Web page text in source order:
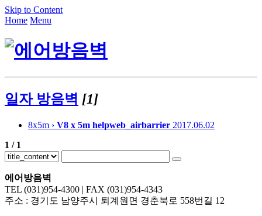
Skip to Content
Home Menu
일자 방음벽 [1]
8x5m › V8 x 5m helpweb_airbarrier 2017.06.02
1 / 1
에어방음벽
TEL (031)954-4300 | FAX (031)954-4343
주소 : 경기도 남양주시 퇴계원면 경춘북로 558번길 12